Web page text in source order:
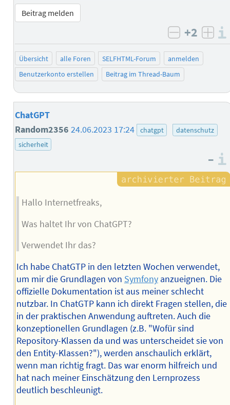
Beitrag melden
negativ
+2
Übersicht alle Foren SELFHTML-Forum
anmelden
Benutzerkonto erstellen
Beitrag im Thread-Baum
ChatGPT
Random235624.06.2023 17:24 chatgpt
datenschutz
sicherheit
–
Hallo Internetfreaks,
Was haltet Ihr von ChatGPT?
Verwendet Ihr das?
Ich habe ChatGTP in den letzten Wochen verwendet,
um mir die Grundlagen von Symfonyanzueignen. Die
offizielle Dokumentation ist aus meiner schlecht
nutzbar. In ChatGTP kann ich direkt Fragen stellen, die
in der praktischen Anwendung auftreten. Auch die
konzeptionellen Grundlagen (z.B. "Wofür sind
Repository-Klassen da und was unterscheidet sie von
den Entity-Klassen?"), werden anschaulich erklärt,
wenn man richtig fragt. Das war enorm hilfreich und
hat nach meiner Einschätzung den Lernprozess
deutlich beschleunigt.